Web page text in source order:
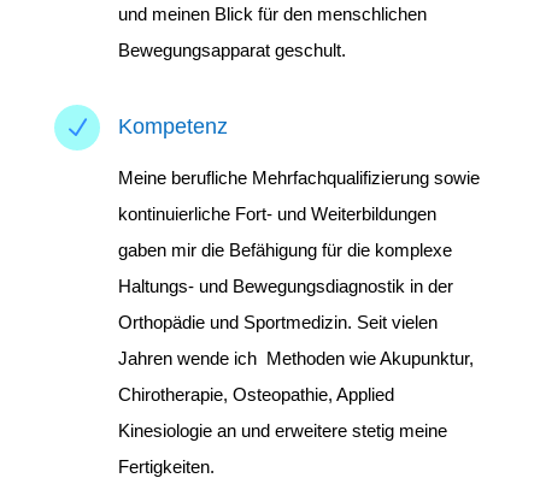
und meinen Blick für den menschlichen
Bewegungsapparat geschult.
N Kompetenz
Meine berufliche Mehrfachqualifizierung sowie
kontinuierliche Fort- und Weiterbildungen
gaben mir die Befähigung für die komplexe
Haltungs- und Bewegungsdiagnostik in der
Orthopädie und Sportmedizin. Seit vielen
Jahren wende ich Methoden wie Akupunktur,
Chirotherapie, Osteopathie, Applied
Kinesiologie an und erweitere stetig meine
Fertigkeiten.